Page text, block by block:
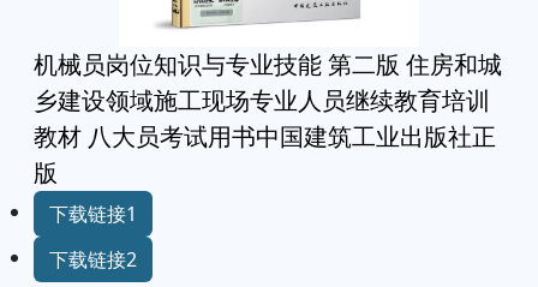
机械员岗位知识与专业技能 第二版 住房和城
乡建设领域施工现场专业人员继续教育培训
教材 八大员考试用书中国建筑工业出版社正
版
下载链接1
下载链接2